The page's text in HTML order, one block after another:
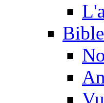
Bible